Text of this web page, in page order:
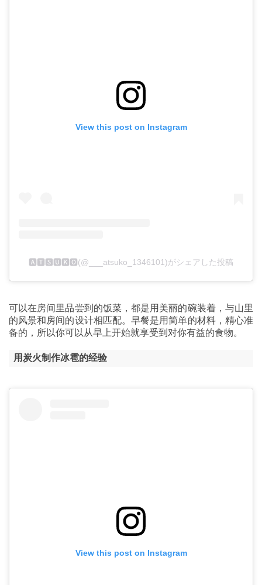
View this post on Instagram
🅰🆃🆂🆄🅺🅾(@___atsuko_1346101)がシェアした投稿
可以在房间里品尝到的饭菜，都是用美丽的碗装着，与山里
的风景和房间的设计相匹配。早餐是用简单的材料，精心准
备的，所以你可以从早上开始就享受到对你有益的食物。
用炭火制作冰雹的经验
View this post on Instagram